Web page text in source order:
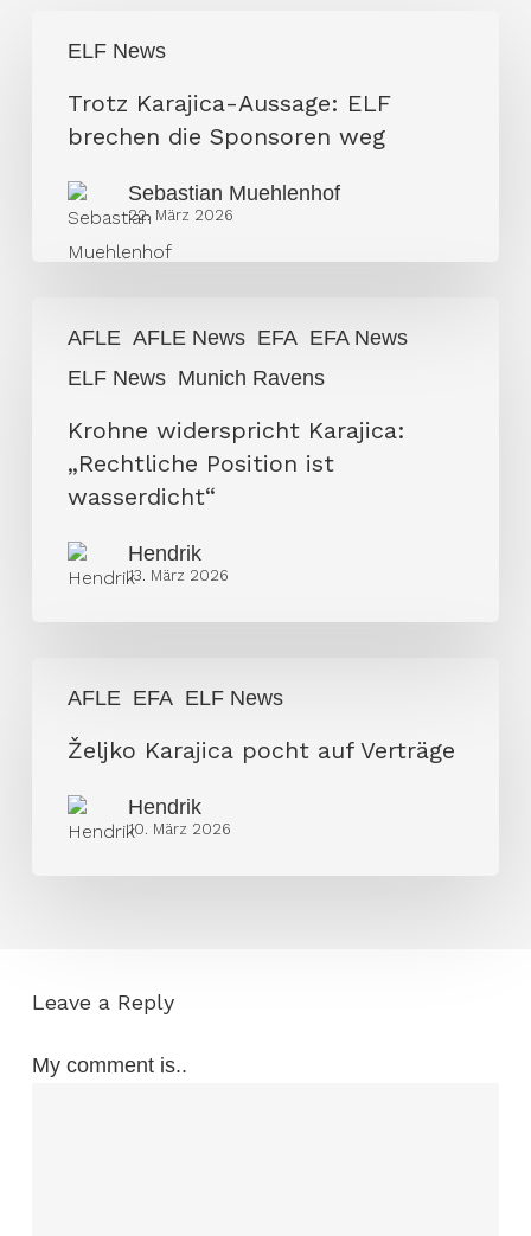
ELF News
Karajica-
Aussage:
Trotz Karajica-Aussage: ELF
brechen die Sponsoren weg
Sebastian Muehlenhof
22. März 2026
AFLE AFLE News EFA EFA News
ELF News Munich Ravens
widerspricht
Karajica:
„Rechtliche
Position
Krohne widerspricht Karajica:
„Rechtliche Position ist
wasserdicht“
Hendrik
13. März 2026
AFLE EFA ELF News
Karajica
pocht
Verträge
Željko Karajica pocht auf Verträge
Hendrik
10. März 2026
Leave a Reply
My comment is..